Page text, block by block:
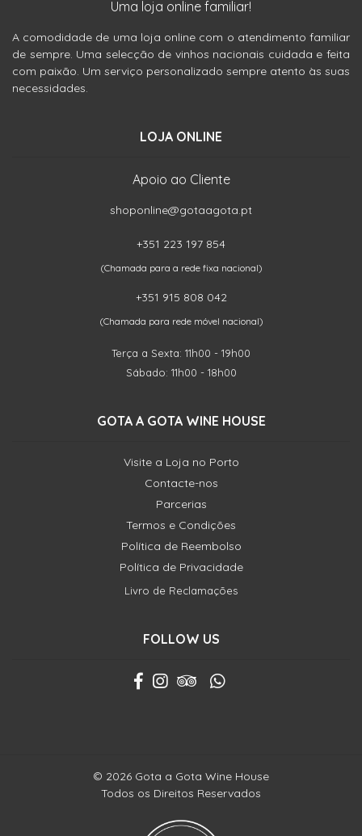
Uma loja online familiar!
A comodidade de uma loja online com o atendimento familiar
de sempre. Uma selecção de vinhos nacionais cuidada e feita
com paixão. Um serviço personalizado sempre atento às suas
necessidades.
LOJA ONLINE
Apoio ao Cliente
shoponline@gotaagota.pt
+351 223 197 854
(Chamada para a rede fixa nacional)
+351 915 808 042
(Chamada para rede móvel nacional)
Terça a Sexta: 11h00 - 19h00
Sábado: 11h00 - 18h00
GOTA A GOTA WINE HOUSE
Visite a Loja no Porto
Contacte-nos
Parcerias
Termos e Condições
Política de Reembolso
Política de Privacidade
Livro de Reclamações
FOLLOW US
© 2026 Gota a Gota Wine House
Todos os Direitos Reservados